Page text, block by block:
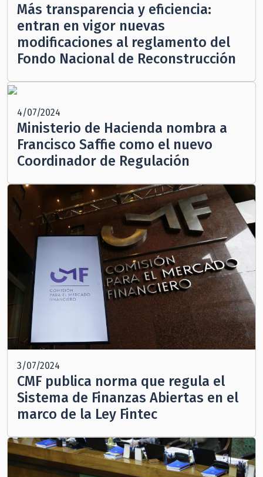
Más transparencia y eficiencia:
entran en vigor nuevas
modificaciones al reglamento del
Fondo Nacional de Reconstrucción
4/07/2024
Ministerio de Hacienda nombra a
Francisco Saffie como el nuevo
Coordinador de Regulación
3/07/2024
CMF publica norma que regula el
Sistema de Finanzas Abiertas en el
marco de la Ley Fintec